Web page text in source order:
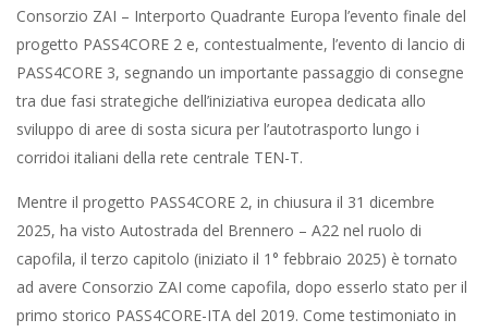
Consorzio ZAI – Interporto Quadrante Europa l’evento finale del
progetto PASS4CORE 2 e, contestualmente, l’evento di lancio di
PASS4CORE 3, segnando un importante passaggio di consegne
tra due fasi strategiche dell’iniziativa europea dedicata allo
sviluppo di aree di sosta sicura per l’autotrasporto lungo i
corridoi italiani della rete centrale TEN-T.
Mentre il progetto PASS4CORE 2, in chiusura il 31 dicembre
2025, ha visto Autostrada del Brennero – A22 nel ruolo di
capofila, il terzo capitolo (iniziato il 1° febbraio 2025) è tornato
ad avere Consorzio ZAI come capofila, dopo esserlo stato per il
primo storico PASS4CORE-ITA del 2019. Come testimoniato in